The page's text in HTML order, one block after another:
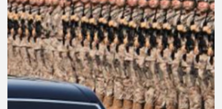
เพล
ย์
ลิ
สต์
ของ
คุณ
เพลง